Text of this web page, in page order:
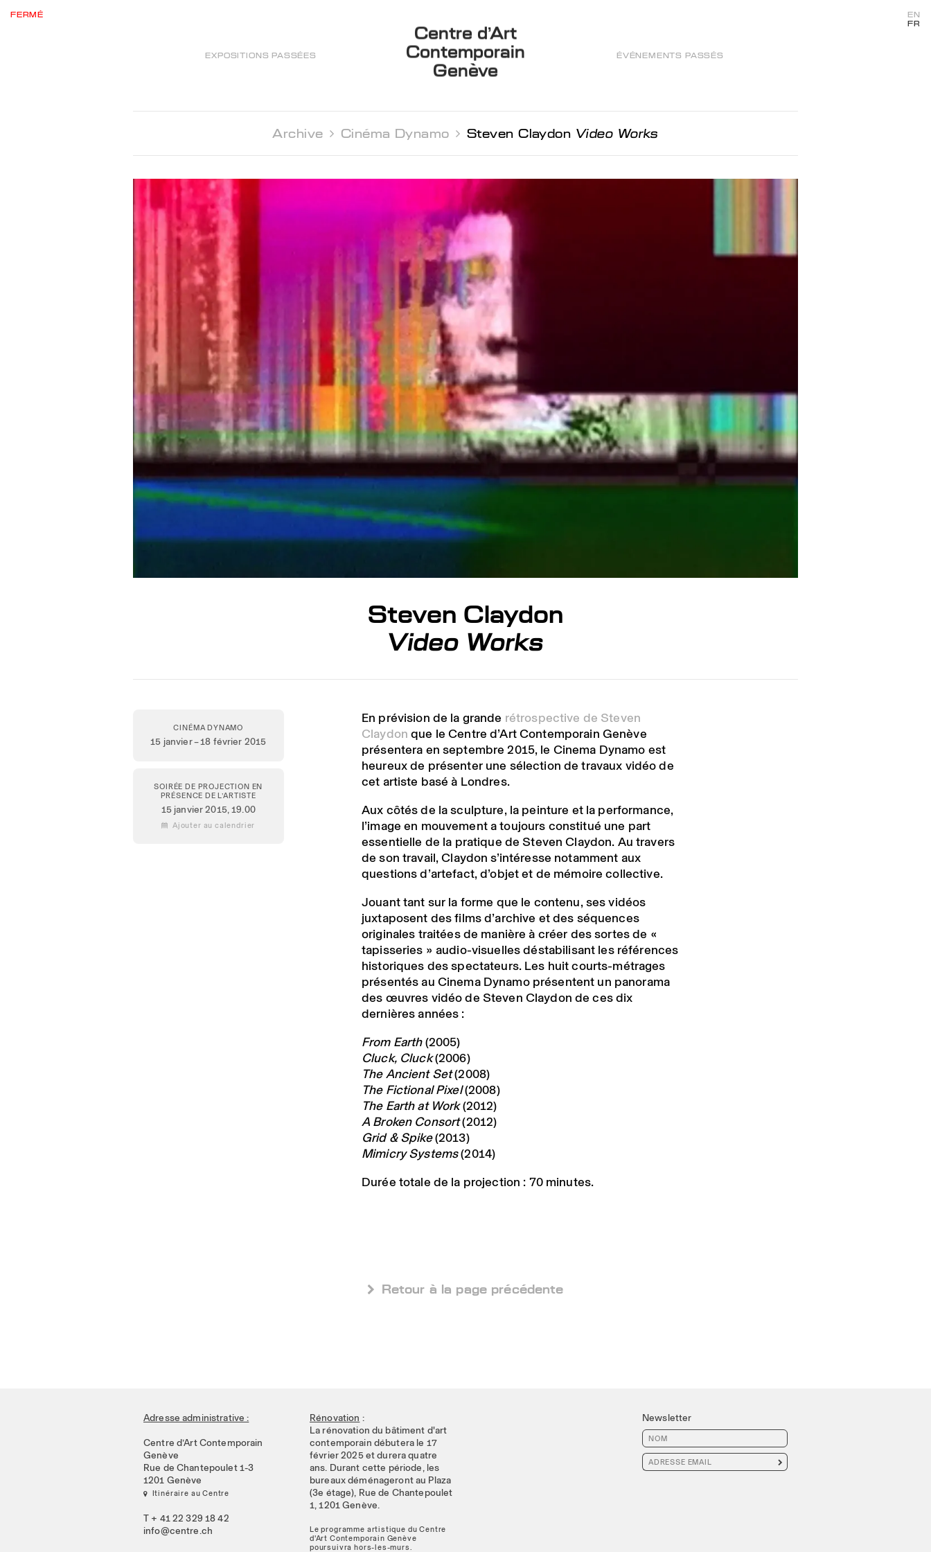
FERMÉ
EXPOSITIONS PASSÉES
Centre d’Art
Contemporain
Genève
ÉVÉNEMENTS PASSÉS
EN
FR
Archive  Cinéma Dynamo  Steven Claydon Video Works
Steven Claydon
Video Works
CINÉMA DYNAMO
15 janvier – 18 février 2015
SOIRÉE DE PROJECTION EN
PRÉSENCE DE L’ARTISTE
15 janvier 2015, 19.00
 Ajouter au calendrier
En prévision de la grande rétrospective de Steven
Claydonque le Centre d’Art Contemporain Genève
présentera en septembre 2015, le Cinema Dynamo est
heureux de présenter une sélection de travaux vidéo de
cet artiste basé à Londres.
Aux côtés de la sculpture, la peinture et la performance,
l’image en mouvement a toujours constitué une part
essentielle de la pratique de Steven Claydon. Au travers
de son travail, Claydon s’intéresse notamment aux
questions d’artefact, d’objet et de mémoire collective.
Jouant tant sur la forme que le contenu, ses vidéos
juxtaposent des films d’archive et des séquences
originales traitées de manière à créer des sortes de «
tapisseries » audio-visuelles déstabilisant les références
historiques des spectateurs. Les huit courts-métrages
présentés au Cinema Dynamo présentent un panorama
des œuvres vidéo de Steven Claydon de ces dix
dernières années :
From Earth(2005)
Cluck, Cluck(2006)
The Ancient Set(2008)
The Fictional Pixel(2008)
The Earth at Work(2012)
A Broken Consort(2012)
Grid & Spike(2013)
Mimicry Systems(2014)
Durée totale de la projection : 70 minutes.
 Retour à la page précédente
Adresse administrative :
Centre d’Art Contemporain
Genève
Rue de Chantepoulet 1-3
1201 Genève
 Itinéraire au Centre
T + 41 22 329 18 42
info@centre.ch
Rénovation :
La rénovation du bâtiment d'art
contemporain débutera le 17
février 2025 et durera quatre
ans. Durant cette période, les
bureaux déménageront au Plaza
(3e étage), Rue de Chantepoulet
1, 1201 Genève.
Le programme artistique du Centre
d'Art Contemporain Genève
poursuivra hors-les-murs.
Newsletter
